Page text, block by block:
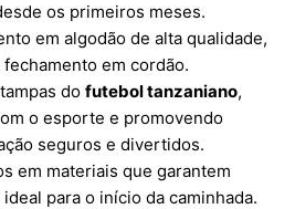
os primeiros meses.
em algodão de alta qualidade,
em cordão.
do futebol tanzaniano,
o esporte e promovendo
seguros e divertidos.
em materiais que garantem
para o início da caminhada.